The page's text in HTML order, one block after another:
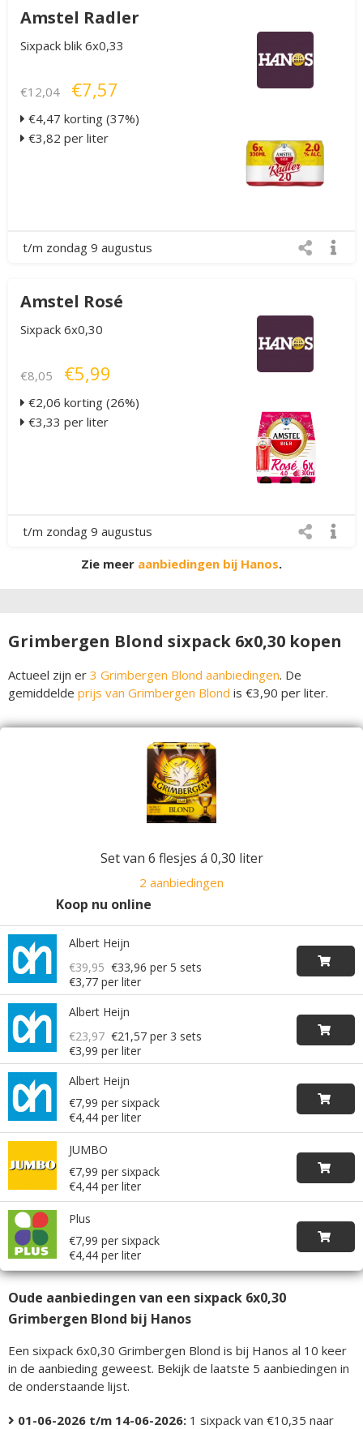
Amstel Radler
Sixpack blik 6x0,33
€12,04 €7,57
€4,47 korting (37%)
€3,82 per liter
t/m zondag 9 augustus
Amstel Rosé
Sixpack 6x0,30
€8,05 €5,99
€2,06 korting (26%)
€3,33 per liter
t/m zondag 9 augustus
Zie meer aanbiedingen bij Hanos.
Grimbergen Blond sixpack 6x0,30 kopen
Actueel zijn er 3 Grimbergen Blond aanbiedingen. De
gemiddelde prijs van Grimbergen Blond is €3,90 per liter.
Set van 6 flesjes á 0,30 liter
2 aanbiedingen
Koop nu online
Albert Heijn
€39,95 €33,96 per 5 sets
€3,77 per liter
Albert Heijn
€23,97 €21,57 per 3 sets
€3,99 per liter
Albert Heijn
€7,99 per sixpack
€4,44 per liter
JUMBO
€7,99 per sixpack
€4,44 per liter
Plus
€7,99 per sixpack
€4,44 per liter
Oude aanbiedingen van een sixpack 6x0,30
Grimbergen Blond bij Hanos
Een sixpack 6x0,30 Grimbergen Blond is bij Hanos al 10 keer
in de aanbieding geweest. Bekijk de laatste 5 aanbiedingen in
de onderstaande lijst.
01-06-2026 t/m 14-06-2026: 1 sixpack van €10,35 naar